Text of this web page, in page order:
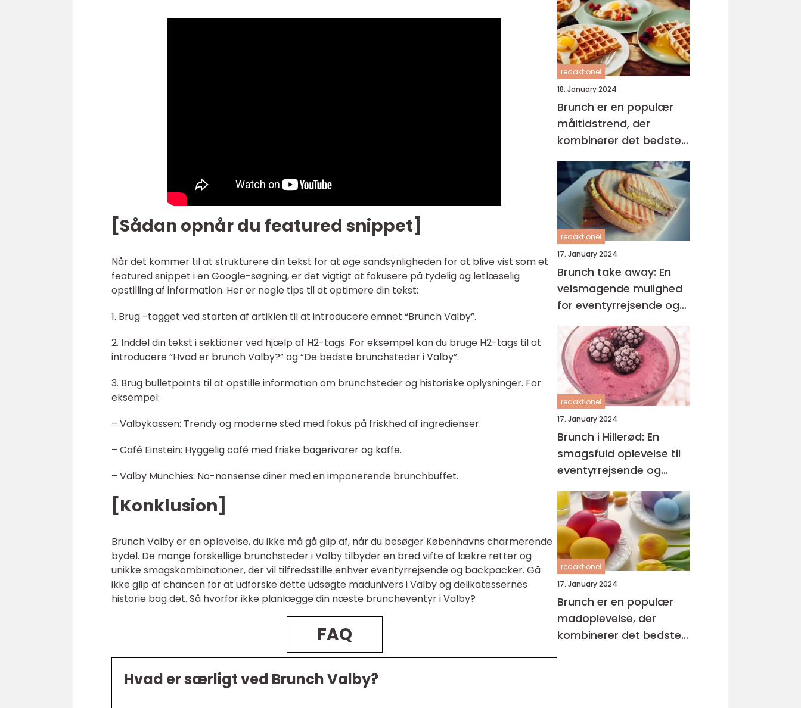
[Sådan opnår du featured snippet]
Når det kommer til at strukturere din tekst for at øge sandsynligheden for at blive vist som et
featured snippet i en Google-søgning, er det vigtigt at fokusere på tydelig og letlæselig
opstilling af information. Her er nogle tips til at optimere din tekst:
1. Brug -tagget ved starten af artiklen til at introducere emnet “Brunch Valby”.
2. Inddel din tekst i sektioner ved hjælp af H2-tags. For eksempel kan du bruge H2-tags til at
introducere “Hvad er brunch Valby?” og “De bedste brunchsteder i Valby”.
3. Brug bulletpoints til at opstille information om brunchsteder og historiske oplysninger. For
eksempel:
– Valbykassen: Trendy og moderne sted med fokus på friskhed af ingredienser.
– Café Einstein: Hyggelig café med friske bagerivarer og kaffe.
– Valby Munchies: No-nonsense diner med en imponerende brunchbuffet.
[Konklusion]
Brunch Valby er en oplevelse, du ikke må gå glip af, når du besøger Københavns charmerende
bydel. De mange forskellige brunchsteder i Valby tilbyder en bred vifte af lækre retter og
unikke smagskombinationer, der vil tilfredsstille enhver eventyrrejsende og backpacker. Gå
ikke glip af chancen for at udforske dette udsøgte madunivers i Valby og delikatessernes
historie bag det. Så hvorfor ikke planlægge din næste bruncheventyr i Valby?
FAQ
Hvad er særligt ved Brunch Valby?
redaktionel
18. January 2024
Brunch er en populær
måltidstrend, der
kombinerer det bedste
fra morgenmad og
frokost
redaktionel
17. January 2024
Brunch take away: En
velsmagende mulighed
for eventyrrejsende og
backpackere
redaktionel
17. January 2024
Brunch i Hillerød: En
smagsfuld oplevelse til
eventyrrejsende og
backpackere
redaktionel
17. January 2024
Brunch er en populær
madoplevelse, der
kombinerer det bedste